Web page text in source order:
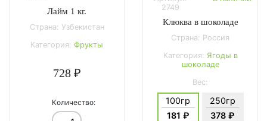
Лайм 1 кг.
Страна: Узбекистан
Категория: Фрукты
728 ₽
Количество:
2749
Клюква в шоколаде
Страна: Россия
Категория: Ягоды в
шоколаде
Вес:
100гр
181 ₽
250гр
378 ₽